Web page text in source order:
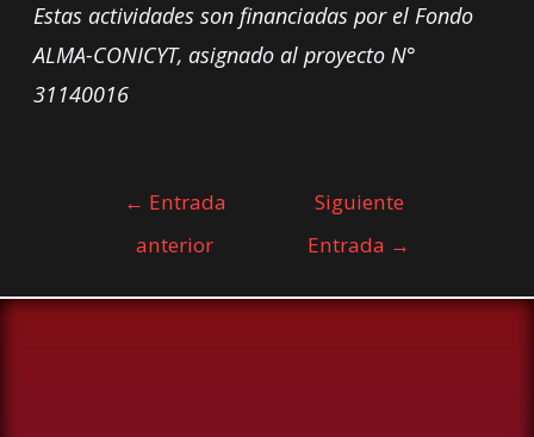
Estas actividades son financiadas por el Fondo
ALMA-CONICYT, asignado al proyecto N°
31140016
← Entrada
anterior
Siguiente
Entrada →